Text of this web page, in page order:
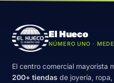
El Hueco
NÚMERO UNO ·
El centro comercial mayorista
200+ tiendas de joyería,